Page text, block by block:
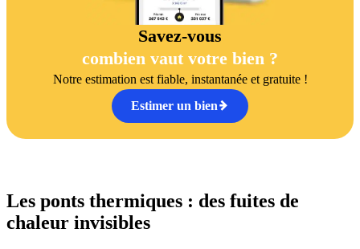
Savez-vous
combien vaut votre bien ?
Notre estimation est fiable, instantanée et gratuite !
Estimer un bien
Les ponts thermiques : des fuites de
chaleur invisibles